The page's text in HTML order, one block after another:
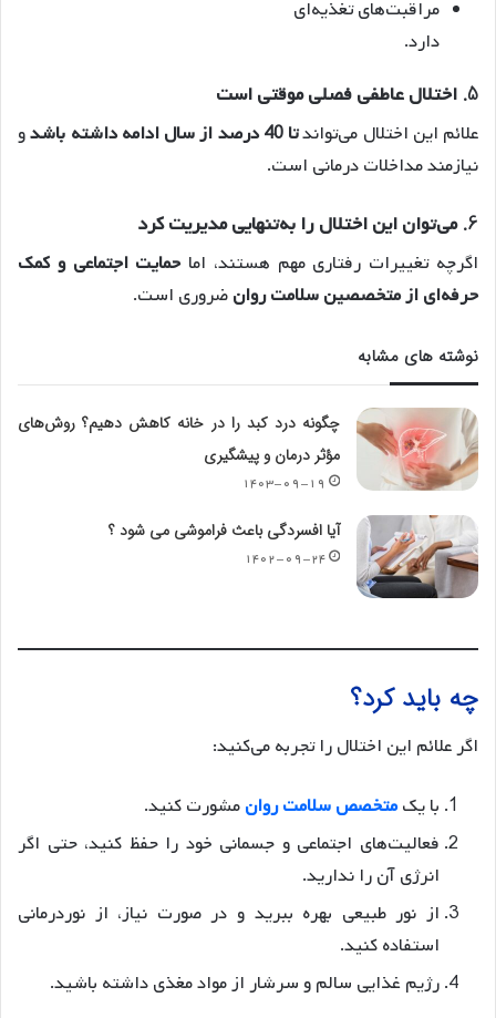
مراقبت‌های تغذیه‌ای
دارد.
5. اختلال عاطفی فصلی موقتی است
علائم این اختلال می‌تواندتا 40 درصد از سال ادامه داشته باشد
و
نیازمند مداخلات درمانی است.
6. می‌توان این اختلال را به‌تنهایی مدیریت کرد
اگرچه تغییرات رفتاری مهم هستند، اماحمایت اجتماعی و کمک
حرفه‌ای از متخصصین سلامت روانضروری است.
نوشته های مشابه
چگونه درد کبد را در خانه کاهش دهیم؟ روش‌های
مؤثر درمان و پیشگیری
۱۴۰۳-۰۹-۱۹
آیا افسردگی باعث فراموشی می شود ؟
۱۴۰۲-۰۹-۲۴
چه باید کرد؟
اگر علائم این اختلال را تجربه می‌کنید:
با یکمتخصص سلامت روانمشورت کنید.
فعالیت‌های اجتماعی و جسمانی خود را حفظ کنید، حتی اگر
انرژی آن را ندارید.
از نور طبیعی بهره ببرید و در صورت نیاز، از نوردرمانی
استفاده کنید.
رژیم غذایی سالم و سرشار از مواد مغذی داشته باشید.